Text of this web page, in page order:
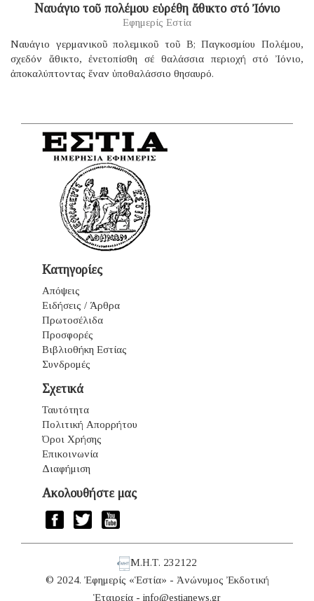
Ναυάγιο τοῦ πολέμου εὑρέθη ἄθικτο στό Ἰόνιο
Εφημερίς Εστία
Ναυάγιο γερμανικοῦ πολεμικοῦ τοῦ B; Παγκοσμίου Πολέμου,
σχεδόν ἄθικτο, ἐνετοπίσθη σέ θαλάσσια περιοχή στό Ἰόνιο,
ἀποκαλύπτοντας ἕναν ὑποθαλάσσιο θησαυρό.
Κατηγορίες
Απόψεις
Ειδήσεις / Άρθρα
Πρωτοσέλιδα
Προσφορές
Βιβλιοθήκη Εστίας
Συνδρομές
Σχετικά
Ταυτότητα
Πολιτική Απορρήτου
Όροι Χρήσης
Επικοινωνία
Διαφήμιση
Ακολουθήστε μας
Μ.Η.Τ. 232122
© 2024. Ἐφημερίς «Ἑστία» - Ἀνώνυμος Ἐκδοτική
Ἑταιρεία - info@estianews.gr